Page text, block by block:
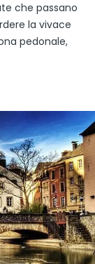
che passano
la vivace
pedonale,